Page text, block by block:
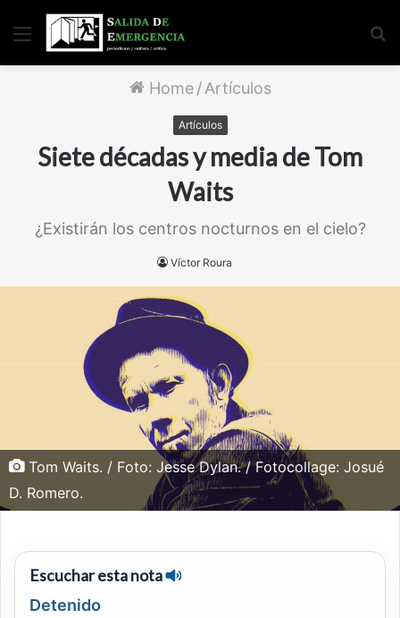
Menu
Home /Artículos
Artículos
Siete décadas y media de Tom
Waits
¿Existirán los centros nocturnos en el cielo?
Víctor Roura
Tom Waits. / Foto: Jesse Dylan. / Fotocollage: Josué
D. Romero.
Escuchar esta nota
Detenido